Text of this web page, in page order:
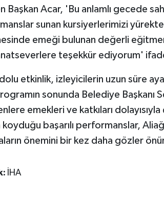
Başkan Acar, 'Bu anlamlı gecede
sunan kursiyerlerimizi
emeği bulunan değerli
teşekkür ediyorum'
etkinlik, izleyicilerin uzun süre
sonunda Belediye Başkanı
emekleri ve katkıları
başarılı performanslar,
önemini bir kez daha gözler
İHA